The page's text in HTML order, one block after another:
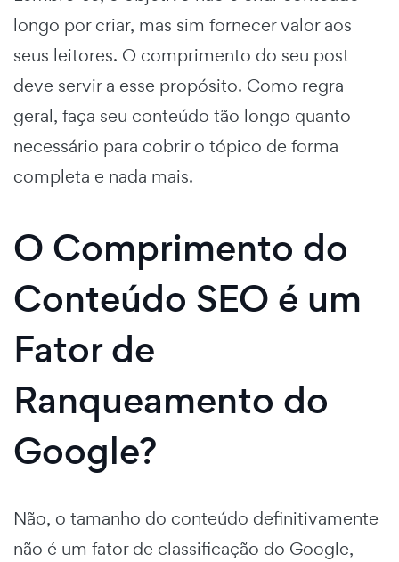
longo por criar, mas sim fornecer valor aos
seus leitores. O comprimento do seu post
deve servir a esse propósito. Como regra
geral, faça seu conteúdo tão longo quanto
necessário para cobrir o tópico de forma
completa e nada mais.
O Comprimento do
Conteúdo SEO é um
Fator de
Ranqueamento do
Google?
Não, o tamanho do conteúdo definitivamente
não é um fator de classificação do Google,